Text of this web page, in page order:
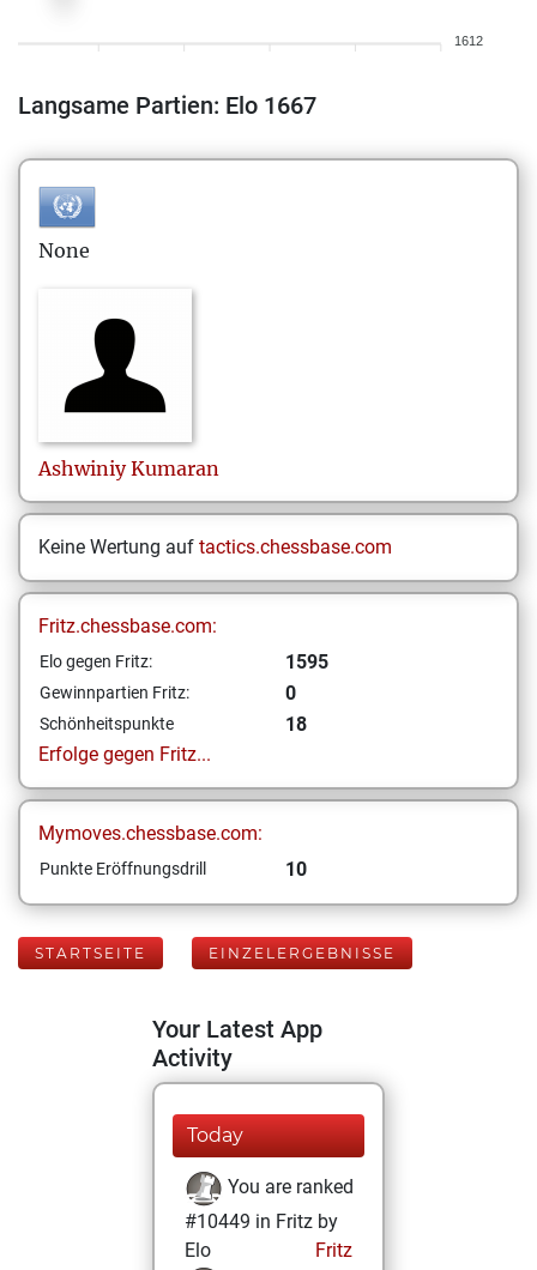
1612
Langsame Partien: Elo 1667
None
Ashwiniy Kumaran
Keine Wertung auf tactics.chessbase.com
Fritz.chessbase.com:
Elo gegen Fritz: 1595
Gewinnpartien Fritz: 0
Schönheitspunkte
18
Erfolge gegen Fritz...
Mymoves.chessbase.com:
Punkte Eröffnungsdrill 10
STARTSEITE EINZELERGEBNISSE
Your Latest App
Activity
Today
You are ranked
#10449 in Fritz by
Elo
Fritz